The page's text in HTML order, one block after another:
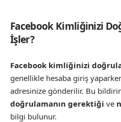
Facebook Kimliğinizi
İşler?
Facebook kimliğinizi
genellikle hesaba giriş
adresinize gönderilir. Bu
doğrulamanın gerektiği ve
bilgi bulunur.